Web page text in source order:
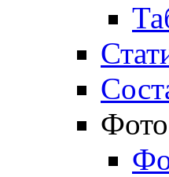
Фото